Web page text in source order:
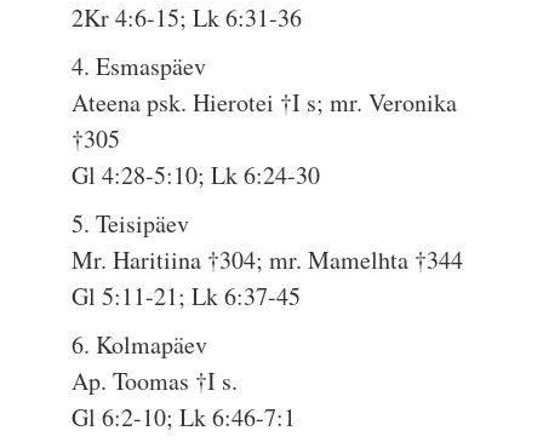
2Kr 4:6-15; Lk 6:31-36
4. Esmaspäev
Ateena psk. Hierotei †I s; mr. Veronika
†305
Gl 4:28-5:10; Lk 6:24-30
5. Teisipäev
Mr. Haritiina †304; mr. Mamelhta †344
Gl 5:11-21; Lk 6:37-45
6. Kolmapäev
Ap. Toomas †I s.
Gl 6:2-10; Lk 6:46-7:1